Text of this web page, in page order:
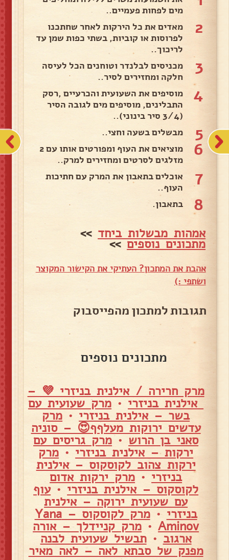
מים לפחות פעמיים..
2
מאדים את כל הירקות לאחר שחתכנו
לפרוסות או קוביות, בשתי כפות שמן עד
לריכוך..
3
מכניסים לבלנדר וטוחנים הכל לעיסה
חלקה ומחזירים לסיר..
4
מוסיפים את השעועית והכרעיים ,רסק
התבלינים, מוסיפים מים לגובה הסיר
(3/4 סיר בינוני)..
5 מבשלים בשעה וחצי..
6
מוציאים את העוף ומפורטים אותו עם 2
מזלגים לסרטים ומחזירים למרק..
7
אוכלים בתאבון את המרק עם חתיכות
העוף..
8 בתאבון.
אמהות מבשלות ביחד >>
מתכונים נוספים>>
אהבת את המתכון? העתיקי את הקישור המקוצר
ושתפי :)
תגובות למתכון מהפייסבוק
מתכונים נוספים
מרק חרירה / אילנית בניזרי 💜 –
אילנית בניזרי • מרק שעועית עם
בשר – אילנית בניזרי • מרק
עדשים ירוקות מעלףף😍 – סוניה
סאני בן הרוש • מרק גריסים עם
ירקות – אילנית בניזרי • מרק
ירקות צהוב לקוסקוס – אילנית
בניזרי • מרק ירקות אדום
לקוסקוס – אילנית בניזרי •עוף
עם שעועית ירוקה – אילנית
בניזרי • מרק לקוסקוס – Yana
Aminov
• מרק קניידלך – אורה
ארגוב •תבשיל שעועית לבנה
מפנק של סבתא לאה – לאה מאיר